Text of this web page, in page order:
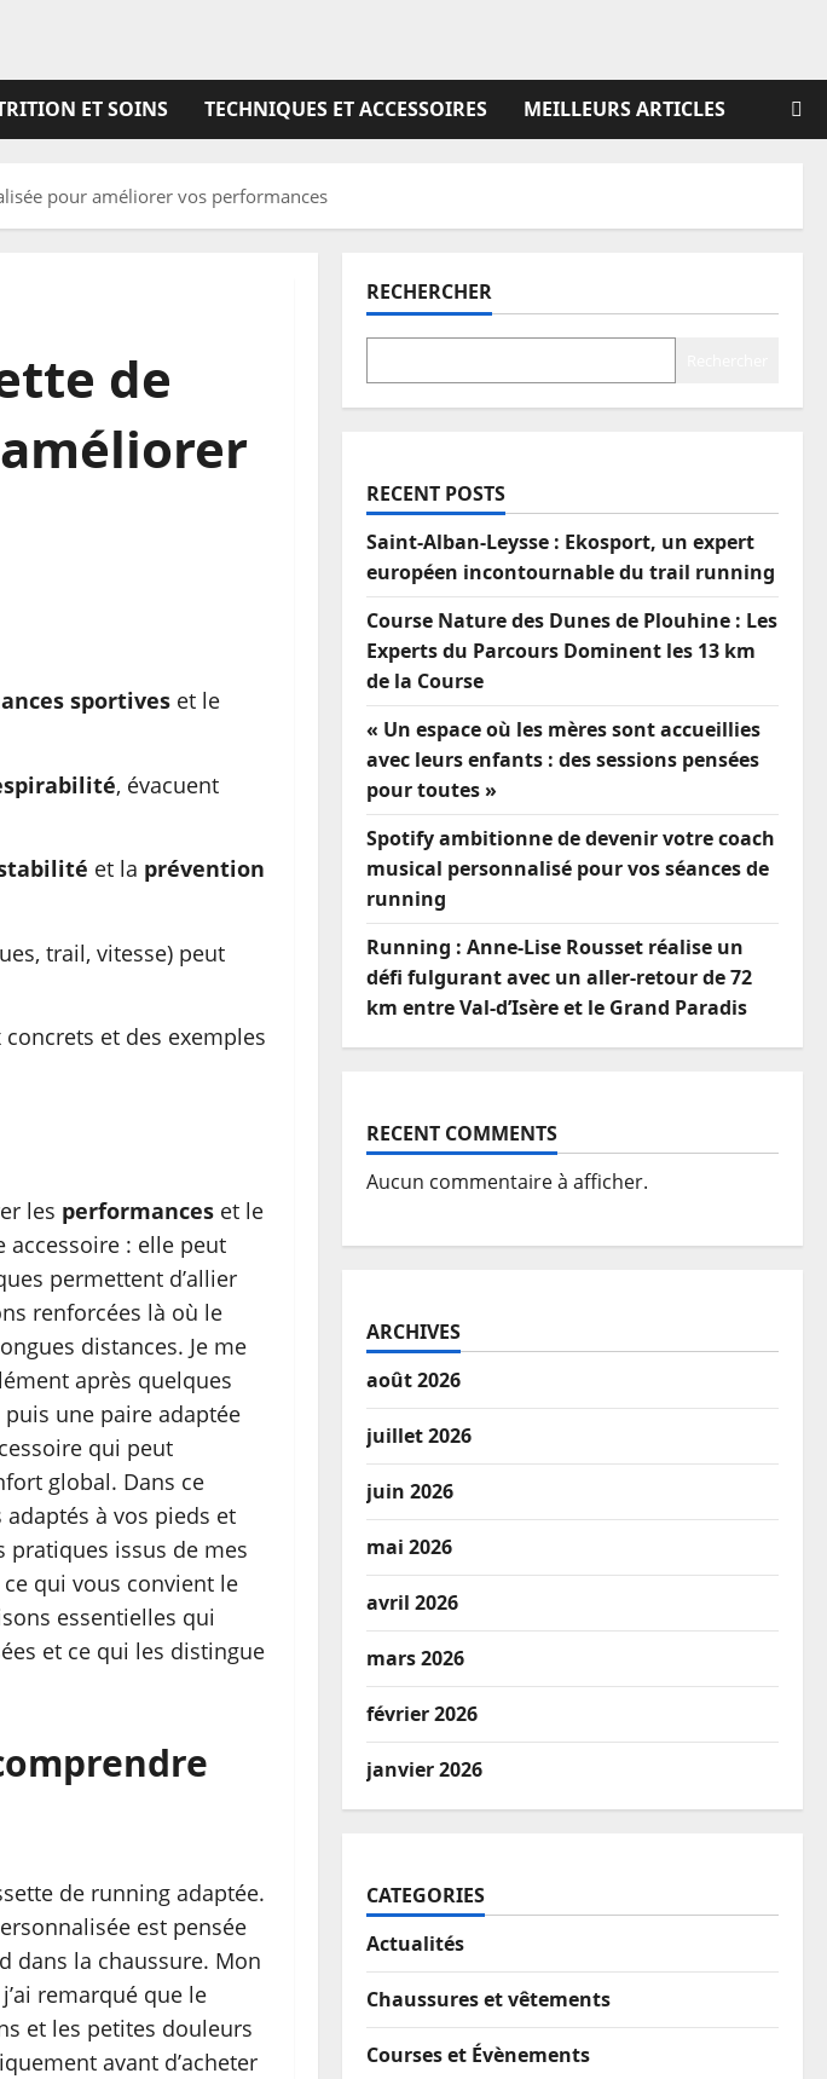
ET SOINS TECHNIQUES ET ACCESSOIRES MEILLEURS ARTICLES
pour améliorer vos performances
de
sportives et le
, évacuent
et la prévention
trail, vitesse) peut
et des exemples
les performances et le
accessoire : elle peut
permettent d’allier
renforcées là où le
distances. Je me
après quelques
une paire adaptée
qui peut
global. Dans ce
à vos pieds et
pratiques issus de mes
qui vous convient le
essentielles qui
et ce qui les distingue
de running adaptée.
est pensée
dans la chaussure. Mon
remarqué que le
et les petites douleurs
avant d’acheter
RECHERCHER
RECENT POSTS
Saint-Alban-Leysse : Ekosport, un expert
européen incontournable du trail running
Course Nature des Dunes de Plouhine : Les
Experts du Parcours Dominent les 13 km
de la Course
« Un espace où les mères sont accueillies
avec leurs enfants : des sessions pensées
pour toutes »
Spotify ambitionne de devenir votre coach
musical personnalisé pour vos séances de
running
Running : Anne-Lise Rousset réalise un
défi fulgurant avec un aller-retour de 72
km entre Val-d’Isère et le Grand Paradis
RECENT COMMENTS
Aucun commentaire à afficher.
ARCHIVES
août 2026
juillet 2026
juin 2026
mai 2026
avril 2026
mars 2026
février 2026
janvier 2026
CATEGORIES
Actualités
Chaussures et vêtements
Courses et Évènements